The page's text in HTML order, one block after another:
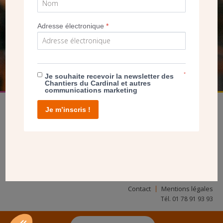
NOUS PERMET D’AGIR
Contact Mentions légales
Tél. 01 78 91 93 93
Adresse électronique*
Je souhaite recevoir la newsletter des
Chantiers du Cardinal et autres
communications marketing
*
Je m’inscris !